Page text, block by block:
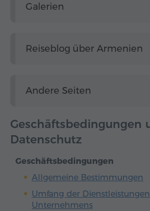
Galerien
Reiseblog über Armenien
Andere Seiten
Geschäftsbedingungen
Datenschutz
Geschäftsbedingungen
Allgemeine Bestimmungen
Umfang der
Unternehmens